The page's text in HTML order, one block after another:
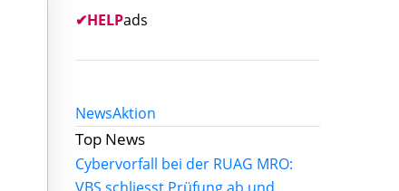
✔HELPads
NewsAktion
Top News
Cybervorfall bei der RUAG MRO: